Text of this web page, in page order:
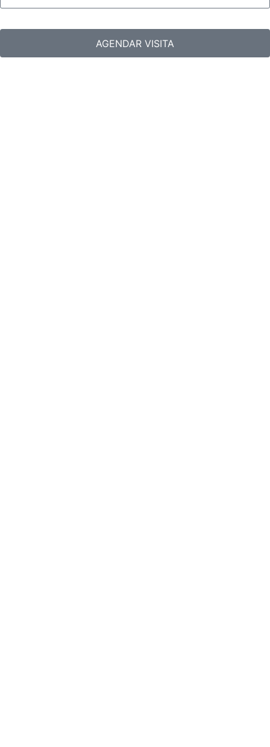
AGENDAR VISITA